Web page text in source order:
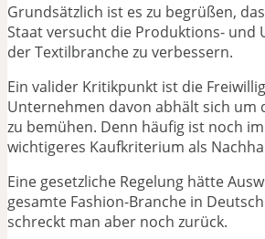
Grundsätzlich ist es zu begrüßen,
Staat versucht die Produktions- und
der Textilbranche zu verbessern.
Ein valider Kritikpunkt ist die
Unternehmen davon abhält sich um
zu bemühen. Denn häufig ist noch
wichtigeres Kaufkriterium als
Eine gesetzliche Regelung hätte
gesamte Fashion-Branche in
schreckt man aber noch zurück.